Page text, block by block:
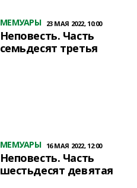
МЕМУАРЫ 23 МАЯ 2022, 10:00
Неповесть. Часть
семьдесят третья
МЕМУАРЫ 16 МАЯ 2022, 12:00
Неповесть. Часть
шестьдесят девятая